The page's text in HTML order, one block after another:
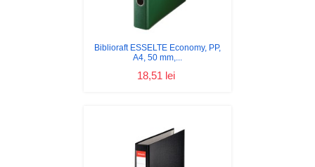
Biblioraft ESSELTE Economy, PP,
A4, 50 mm,...
18,51 lei